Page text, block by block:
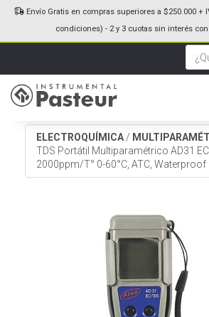
Envío Gratis en compras superiores a $250.000 +
condiciones) - 2 y 3 cuotas sin interés
ELECTROQUÍMICA /
TDS Portátil Multiparamétrico AD31
2000ppm/T° 0-60°C, ATC, Waterproof